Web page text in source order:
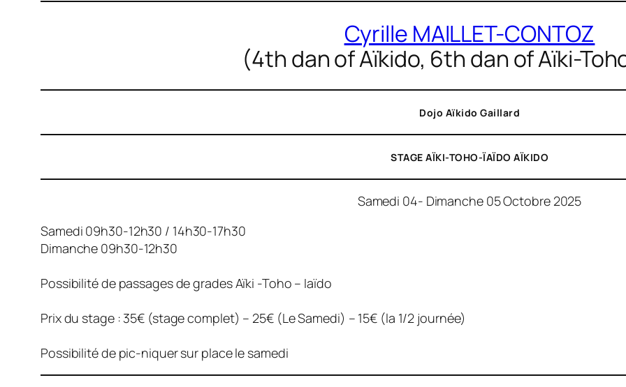
Cyrille MAILLET-CONTOZ
(4th dan of Aïkido, 6th dan of Aïki-
Dojo Aïkido Gaillard
STAGE AÏKI-TOHO-ÏAÏDO AÏKIDO
Samedi 04- Dimanche 05 Octobre 2025
Samedi 09h30-12h30 / 14h30-17h30
Dimanche 09h30-12h30
Possibilité de passages de grades Aïki -Toho – Iaïdo
Prix du stage : 35€ (stage complet) – 25€ (Le Samedi) – 15€ (la 1/2 journée)
Possibilité de pic-niquer sur place le samedi